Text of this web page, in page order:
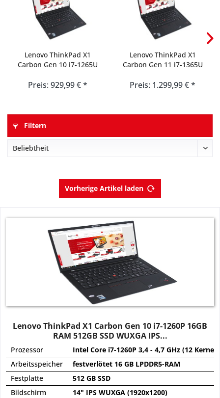
Lenovo ThinkPad X1
Carbon Gen 10 i7-1265U
Preis: 929,99 € *
Lenovo ThinkPad X1
Carbon Gen 11 i7-1365U
Preis: 1.299,99 € *
Filtern
Vorherige Artikel laden
Lenovo ThinkPad X1 Carbon Gen 10 i7-1260P 16GB
RAM 512GB SSD WUXGA IPS...
Prozessor
Intel Core i7-1260P 3,4 - 4,7 GHz (12 Kerne)
Arbeitsspeicher
festverlötet 16 GB LPDDR5-RAM
Festplatte
512 GB SSD
Bildschirm
14" IPS WUXGA (1920x1200)